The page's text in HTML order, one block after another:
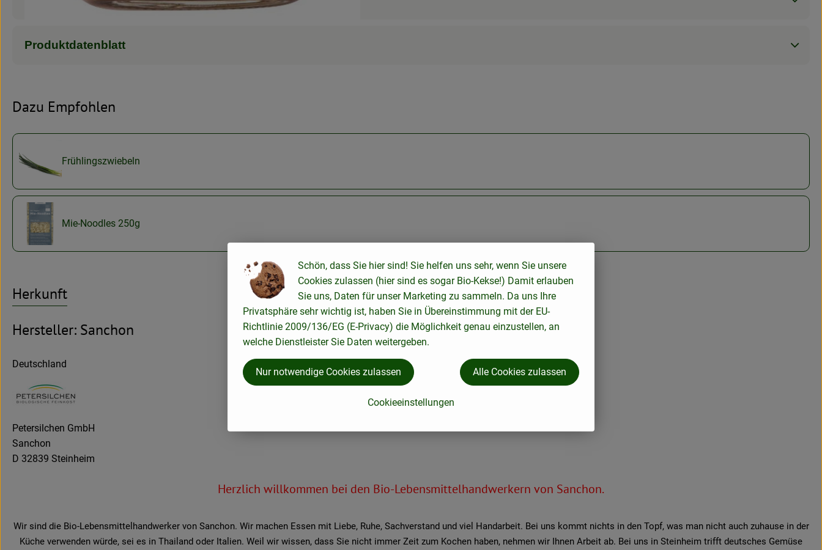
Produktdatenblatt
Dazu Empfohlen
Frühlingszwiebeln
Mie-Noodles 250g
Herkunft
Hersteller: Sanchon
Deutschland
Petersilchen GmbH
Sanchon
D 32839 Steinheim
Herzlich willkommen bei den Bio-Lebensmittelhandwerkern von Sanchon.
Wir sind die Bio-Lebensmittelhandwerker von Sanchon. Wir machen Essen mit Liebe, Ruhe, Sachverstand und viel Handarbeit. Bei uns kommt nichts in den Topf, was man nicht auch zuhause in der
Küche verwenden würde, sei es in Thailand oder Italien. Weil wir wissen, dass Sie nicht immer Zeit zum Kochen haben, nehmen wir Ihnen Arbeit ab. Bei uns in Steinheim trifft deutsches Gemüse
Schön, dass Sie hier sind! Sie helfen uns sehr, wenn Sie unsere
Cookies zulassen (hier sind es sogar Bio-Kekse!) Damit erlauben
Sie uns, Daten für unser Marketing zu sammeln. Da uns Ihre
Privatsphäre sehr wichtig ist, haben Sie in Übereinstimmung mit der EU-
Richtlinie 2009/136/EG (E-Privacy) die Möglichkeit genau einzustellen, an
welche Dienstleister Sie Daten weitergeben.
Cookieeinstellungen
Nur notwendige Cookies zulassen Alle Cookies zulassen